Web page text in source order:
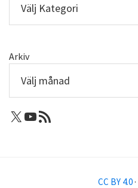
Arkiv
X: Femtejuli
Youtube
RSS-flöde
CC BY 4.0 ·